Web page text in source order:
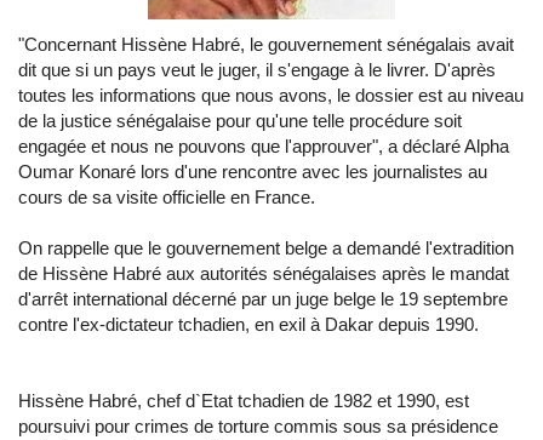
"Concernant Hissène Habré, le gouvernement sénégalais avait
dit que si un pays veut le juger, il s'engage à le livrer. D'après
toutes les informations que nous avons, le dossier est au niveau
de la justice sénégalaise pour qu'une telle procédure soit
engagée et nous ne pouvons que l'approuver", a déclaré Alpha
Oumar Konaré lors d'une rencontre avec les journalistes au
cours de sa visite officielle en France.
On rappelle que le gouvernement belge a demandé l'extradition
de Hissène Habré aux autorités sénégalaises après le mandat
d'arrêt international décerné par un juge belge le 19 septembre
contre l'ex-dictateur tchadien, en exil à Dakar depuis 1990.
Hissène Habré, chef d`Etat tchadien de 1982 et 1990, est
poursuivi pour crimes de torture commis sous sa présidence